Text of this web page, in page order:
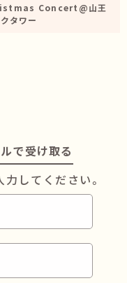
Concert@山王
タワー
で受け取る
してください。